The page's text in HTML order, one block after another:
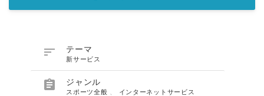
 テーマ
新サービス
 ジャンル
スポーツ全般 インターネットサービス